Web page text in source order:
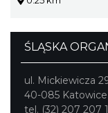
ŚLĄSKA
ul. Mickiewicza
40-085 Katowice
tel. (32) 207 207 1